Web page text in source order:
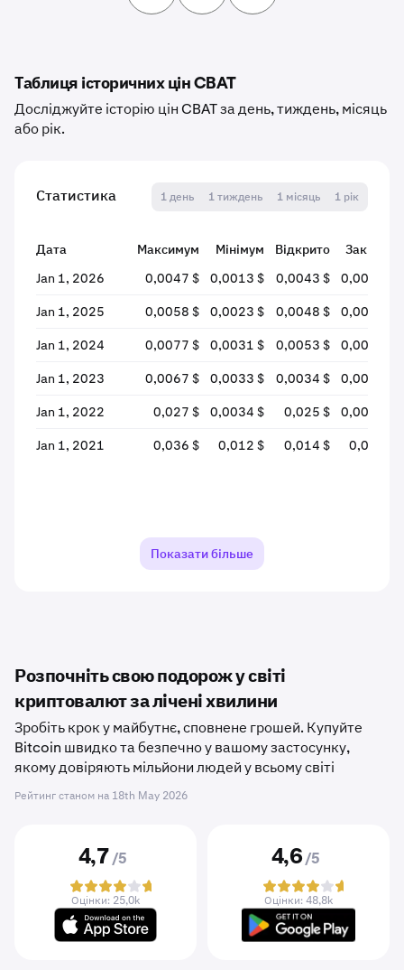
Таблиця історичних цін CBAT
Досліджуйте історію цін CBAT за день, тиждень, місяць
або рік.
Статистика 1 день 1 тиждень 1 місяць 1 рік
Дата Максимум Мінімум Відкрито
Закрито
Jan 1, 2026
0,0047 $ 0,0013 $ 0,0043 $ 0,0014 $
Jan 1, 2025 0,0058 $ 0,0023 $ 0,0048 $ 0,0044 $
Jan 1, 2024 0,0077 $ 0,0031 $ 0,0053 $ 0,0049 $
Jan 1, 2023 0,0067 $ 0,0033 $ 0,0034 $ 0,0051 $
Jan 1, 2022 0,027 $ 0,0034 $ 0,025 $ 0,0034 $
Jan 1, 2021 0,036 $ 0,012 $ 0,014 $ 0,025 $
Показати більше
Розпочніть свою подорож у світі
криптовалют за лічені хвилини
Зробіть крок у майбутнє, сповнене грошей. Купуйте
Bitcoin швидко та безпечно у вашому застосунку,
якому довіряють мільйони людей у ​​всьому світі
Рейтинг станом на 18th May 2026
4,7 /5
Оцінки: 25,0k
4,6 /5
Оцінки: 48,8k